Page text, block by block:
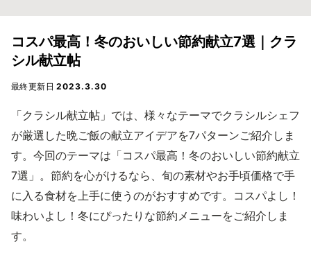
コスパ最高！冬のおいしい節約献立7選｜クラ
シル献立帖
最終更新日2023.3.30
「クラシル献立帖」では、様々なテーマでクラシルシェフ
が厳選した晩ご飯の献立アイデアを7パターンご紹介しま
す。今回のテーマは「コスパ最高！冬のおいしい節約献立
7選」。節約を心がけるなら、旬の素材やお手頃価格で手
に入る食材を上手に使うのがおすすめです。コスパよし！
味わいよし！冬にぴったりな節約メニューをご紹介しま
す。